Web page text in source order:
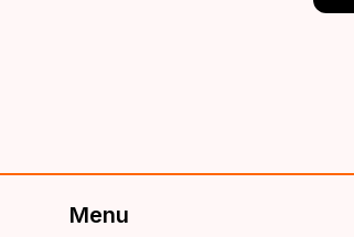
Menu